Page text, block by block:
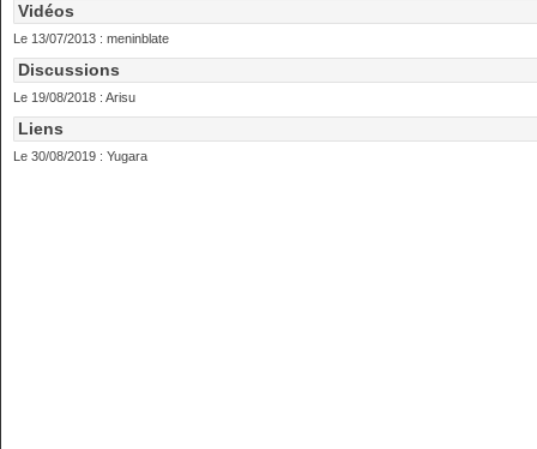
Vidéos
Le 13/07/2013 : meninblate
Discussions
Le 19/08/2018 : Arisu
Liens
Le 30/08/2019 : Yugara